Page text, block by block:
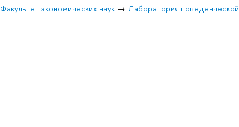
Факультет экономических наук
Лаборатория поведенческой